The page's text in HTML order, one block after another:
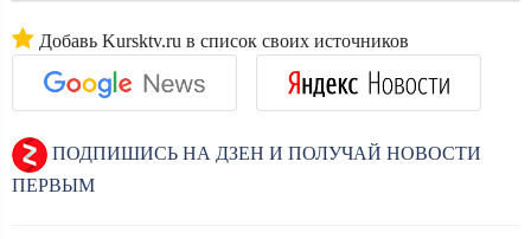
Добавь Kursktv.ru в список своих источников
ПОДПИШИСЬ НА ДЗЕН И ПОЛУЧАЙ НОВОСТИ
ПЕРВЫМ